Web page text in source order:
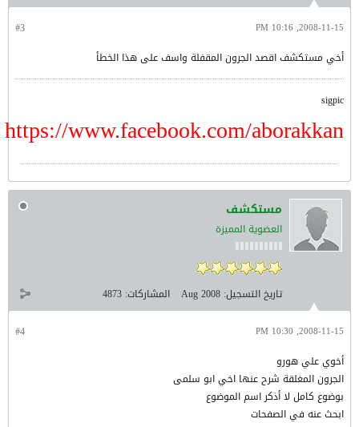
#3 2008-11-15, 10:16 PM
أخي مستكشف اقصد الجرون المقفلة واسف على هذا الخطأ
sigpic
https://www.facebook.com/aborakkan
مستكشف
العضوية المميزة
تاريخ التسجيل: Aug 2008 المشاركات: 4873
#4 2008-11-15, 10:30 PM
أخوي علي هورو
الجرون المغلقة شرح عنها اخي ابو سلمى
بوضوع كامل لا أذكر اسم الموضوع
ابحث عنه في الصفحات